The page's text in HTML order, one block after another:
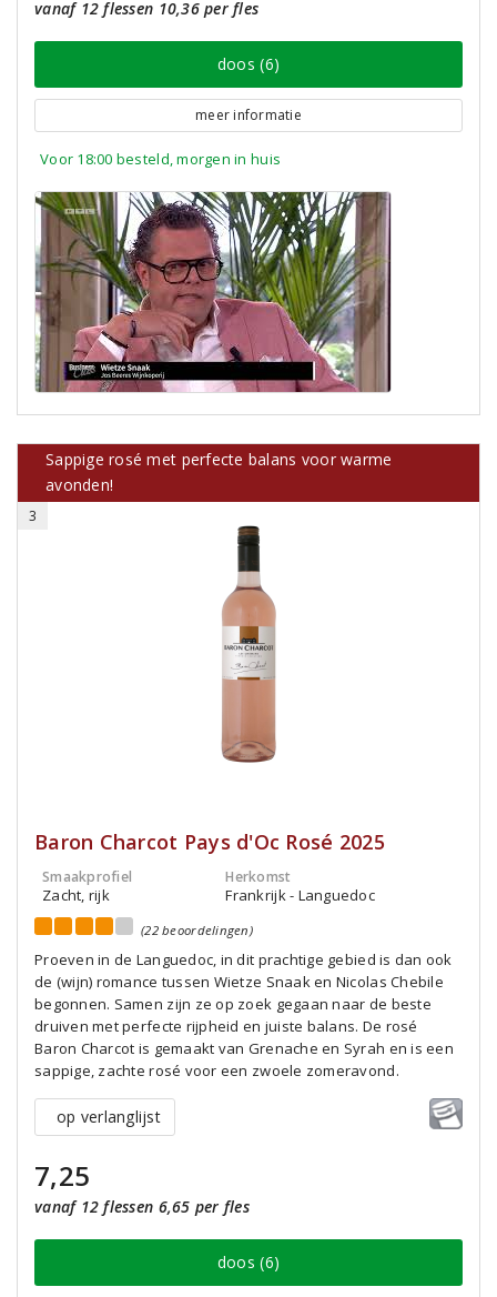
vanaf 12 flessen 10,36 per fles
doos (6)
meer informatie
Voor 18:00 besteld, morgen in huis
Sappige rosé met perfecte balans voor warme
avonden!
3
Baron Charcot Pays d'Oc Rosé 2025
Smaakprofiel
Zacht, rijk
Herkomst
Frankrijk - Languedoc
(22 beoordelingen)
Proeven in de Languedoc, in dit prachtige gebied is dan ook
de (wijn) romance tussen Wietze Snaak en Nicolas Chebile
begonnen. Samen zijn ze op zoek gegaan naar de beste
druiven met perfecte rijpheid en juiste balans. De rosé
Baron Charcot is gemaakt van Grenache en Syrah en is een
sappige, zachte rosé voor een zwoele zomeravond.
op verlanglijst
7,25
vanaf 12 flessen 6,65 per fles
doos (6)